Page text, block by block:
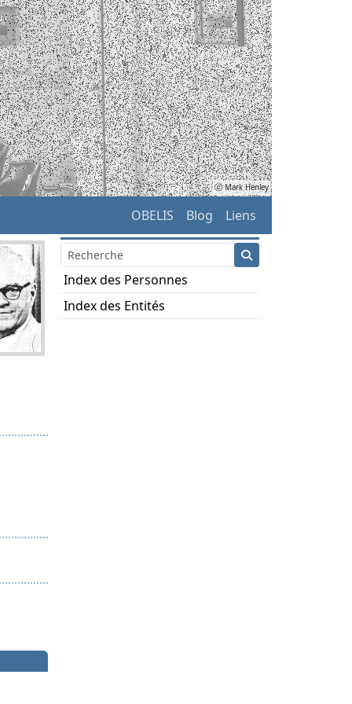
ⓒ Mark Henley
OBELIS Blog Liens
Index des Personnes
Index des Entités